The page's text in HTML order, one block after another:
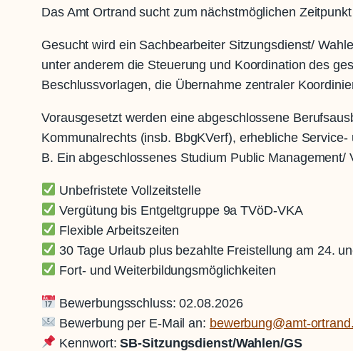
Das Amt Ortrand sucht zum nächstmöglichen
Gesucht wird ein Sachbearbeiter Sitzungsdienst/
unter anderem die Steuerung und Koordination des
Beschlussvorlagen, die Übernahme zentraler
Vorausgesetzt werden eine abgeschlossene
Kommunalrechts (insb. BbgKVerf), erhebliche
B. Ein abgeschlossenes Studium Public
Unbefristete Vollzeitstelle
Vergütung bis Entgeltgruppe 9a TVöD-VKA
Flexible Arbeitszeiten
30 Tage Urlaub plus bezahlte Freistellung am 24.
Fort- und Weiterbildungsmöglichkeiten
Bewerbungsschluss: 02.08.2026
Bewerbung per E-Mail an: bewerbung@amt-
Kennwort:SB-Sitzungsdienst/Wahlen/GS